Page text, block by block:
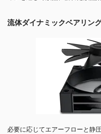
流体ダイナミックベアリン
必要に応じてエアーフローと静